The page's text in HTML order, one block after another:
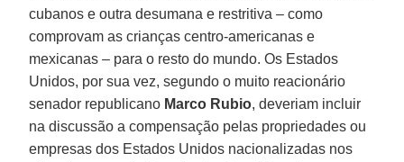
cubanos e outra desumana e restritiva – como
comprovam as crianças centro-americanas e
mexicanas – para o resto do mundo. Os Estados
Unidos, por sua vez, segundo o muito reacionário
senador republicano Marco Rubio, deveriam incluir
na discussão a compensação pelas propriedades ou
empresas dos Estados Unidos nacionalizadas nos